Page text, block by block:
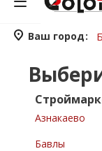
Ваш город
Азнакаево
Бавлы